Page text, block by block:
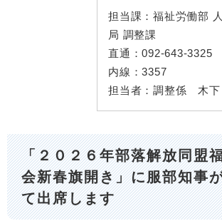
担当課： 福祉労働部
局 調整課
直通：092-643-3325
内線：3357
担当者： 調整係 木下
「２０２６年部落解放同盟
会新春旗開き」に服部知事
て出席します